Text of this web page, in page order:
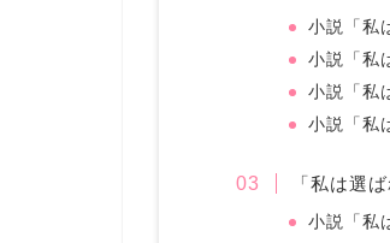
小説「私
小説「私
小説「私
小説「私
「私は選
小説「私